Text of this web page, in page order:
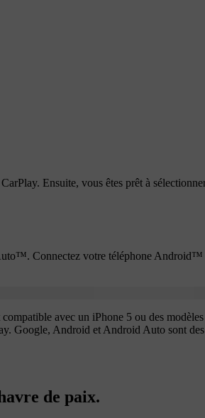
Ensuite, vous êtes prêt à
Connectez votre téléphone
avec un iPhone 5 ou des
Google, Android et Android Auto sont
de paix.